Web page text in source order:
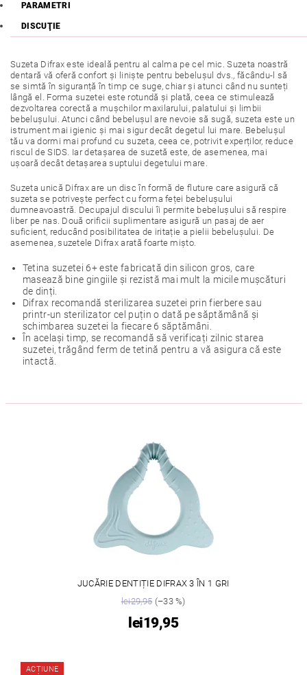
PARAMETRI
DISCUŢIE
Suzeta Difrax este ideală pentru al calma pe cel mic. Suzeta noastră
dentară vă oferă confort și liniște pentru bebelușul dvs., făcându-l să
se simtă în siguranță în timp ce suge, chiar și atunci când nu sunteți
lângă el. Forma suzetei este rotundă și plată, ceea ce stimulează
dezvoltarea corectă a mușchilor maxilarului, palatului și limbii
bebelușului. Atunci când bebelușul are nevoie să sugă, suzeta este un
istrument mai igienic și mai sigur decât degetul lui mare. Bebelușul
tău va dormi mai profund cu suzeta, ceea ce, potrivit experților, reduce
riscul de SIDS. Iar detașarea de suzetă este, de asemenea, mai
ușoară decât detașarea suptului degetului mare.
Suzeta unică Difrax are un disc în formă de fluture care asigură că
suzeta se potrivește perfect cu forma feței bebelușului
dumneavoastră. Decupajul discului îi permite bebelușului să respire
liber pe nas. Două orificii suplimentare asigură un pasaj de aer
suficient, reducând posibilitatea de iritație a pielii bebelușului. De
asemenea, suzetele Difrax arată foarte mișto.
Tetina suzetei 6+ este fabricată din silicon gros, care
masează bine gingiile și rezistă mai mult la micile mușcături
de dinți.
Difrax recomandă sterilizarea suzetei prin fierbere sau
printr-un sterilizator cel puțin o dată pe săptămână și
schimbarea suzetei la fiecare 6 săptămâni.
În același timp, se recomandă să verificați zilnic starea
suzetei, trăgând ferm de tetină pentru a vă asigura că este
intactă.
JUCĂRIE DENTIȚIE DIFRAX 3 ÎN 1 GRI
lei29,95(–33 %)
lei19,95
ACȚIUNE